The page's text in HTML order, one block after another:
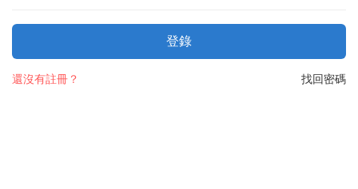
登錄
找回密碼
還沒有註冊？